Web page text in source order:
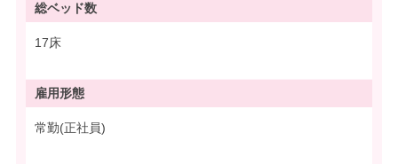
総ベッド数
17床
雇用形態
常勤(正社員)